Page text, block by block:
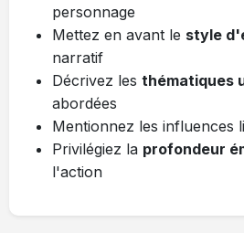
personnage
Mettez en avant le style
narratif
Décrivez les thématiques
abordées
Mentionnez les influences
Privilégiez la profondeur
l'action